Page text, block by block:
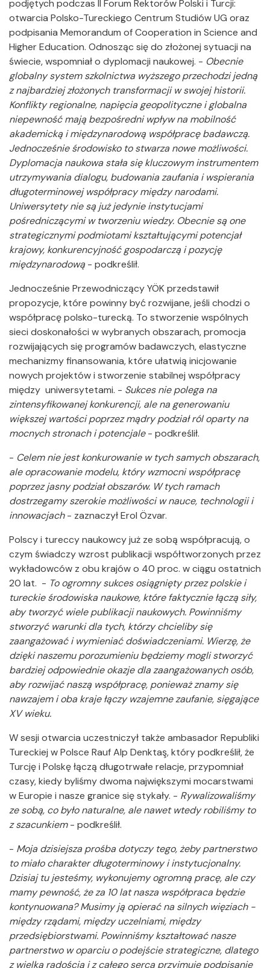
podjętych podczas II Forum Rektorów Polski i Turcji:
otwarcia Polsko-Tureckiego Centrum Studiów UG oraz
podpisania Memorandum of Cooperation in Science and
Higher Education. Odnosząc się do złożonej sytuacji na
świecie, wspomniał o dyplomacji naukowej. - Obecnie
globalny system szkolnictwa wyższego przechodzi jedną
z najbardziej złożonych transformacji w swojej historii.
Konflikty regionalne, napięcia geopolityczne i globalna
niepewność mają bezpośredni wpływ na mobilność
akademicką i międzynarodową współpracę badawczą.
Jednocześnie środowisko to stwarza nowe możliwości.
Dyplomacja naukowa stała się kluczowym instrumentem
utrzymywania dialogu, budowania zaufania i wspierania
długoterminowej współpracy między narodami.
Uniwersytety nie są już jedynie instytucjami
pośredniczącymi w tworzeniu wiedzy. Obecnie są one
strategicznymi podmiotami kształtującymi potencjał
krajowy, konkurencyjność gospodarczą i pozycję
międzynarodową - podkreślił.
Jednocześnie Przewodniczący YÖK przedstawił
propozycje, które powinny być rozwijane, jeśli chodzi o
współpracę polsko-turecką. To stworzenie wspólnych
sieci doskonałości w wybranych obszarach, promocja
rozwijających się programów badawczych, elastyczne
mechanizmy finansowania, które ułatwią inicjowanie
nowych projektów i stworzenie stabilnej współpracy
między uniwersytetami. - Sukces nie polega na
zintensyfikowanej konkurencji, ale na generowaniu
większej wartości poprzez mądry podział ról oparty na
mocnych stronach i potencjale- podkreślił.
- Celem nie jest konkurowanie w tych samych obszarach,
ale opracowanie modelu, który wzmocni współpracę
poprzez jasny podział obszarów. W tych ramach
dostrzegamy szerokie możliwości w nauce, technologii i
innowacjach- zaznaczył Erol Özvar.
Polscy i tureccy naukowcy już ze sobą współpracują, o
czym świadczy wzrost publikacji współtworzonych przez
wykładowców z obu krajów o 40 proc. w ciągu ostatnich
20 lat. - To ogromny sukces osiągnięty przez polskie i
tureckie środowiska naukowe, które faktycznie łączą siły,
aby tworzyć wiele publikacji naukowych. Powinniśmy
stworzyć warunki dla tych, którzy chcieliby się
zaangażować i wymieniać doświadczeniami. Wierzę, że
dzięki naszemu porozumieniu będziemy mogli stworzyć
bardziej odpowiednie okazje dla zaangażowanych osób,
aby rozwijać naszą współpracę, ponieważ znamy się
nawzajem i oba kraje łączy wzajemne zaufanie, sięgające
XV wieku.
W sesji otwarcia uczestniczył także ambasador Republiki
Tureckiej w Polsce Rauf Alp Denktaş, który podkreślił, że
Turcję i Polskę łączą długotrwałe relacje, przypomniał
czasy, kiedy byliśmy dwoma największymi mocarstwami
w Europie i nasze granice się stykały. - Rywalizowaliśmy
ze sobą, co było naturalne, ale nawet wtedy robiliśmy to
z szacunkiem- podkreślił.
- Moja dzisiejsza prośba dotyczy tego, żeby partnerstwo
to miało charakter długoterminowy i instytucjonalny.
Dzisiaj tu jesteśmy, wykonujemy ogromną pracę, ale czy
mamy pewność, że za 10 lat nasza współpraca będzie
kontynuowana? Musimy ją opierać na silnych więziach -
między rządami, między uczelniami, między
przedsiębiorstwami. Powinniśmy kształtować nasze
partnerstwo w oparciu o podejście strategiczne, dlatego
z wielką radością i z całego serca przyjmuję podpisanie